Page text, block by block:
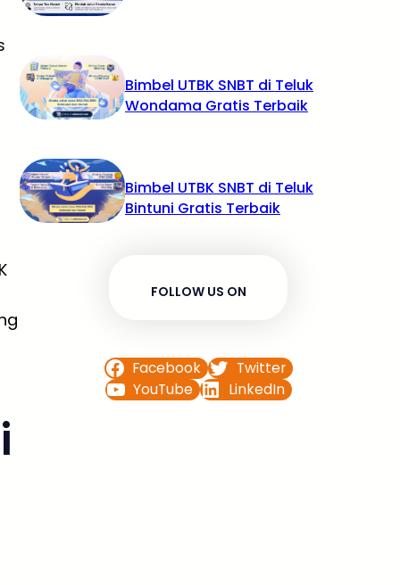
Bimbel UTBK SNBT di Teluk
Wondama Gratis Terbaik
Bimbel UTBK SNBT di Teluk
Bintuni Gratis Terbaik
FOLLOW US ON
Facebook
Twitter
YouTube
LinkedIn